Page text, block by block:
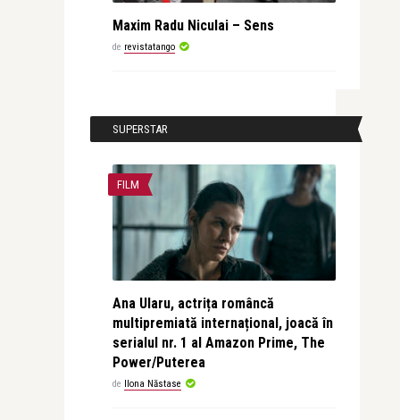
Maxim Radu Niculai – Sens
de revistatango
SUPERSTAR
FILM
Ana Ularu, actrița româncă
multipremiată internațional, joacă în
serialul nr. 1 al Amazon Prime, The
Power/Puterea
de Ilona Năstase